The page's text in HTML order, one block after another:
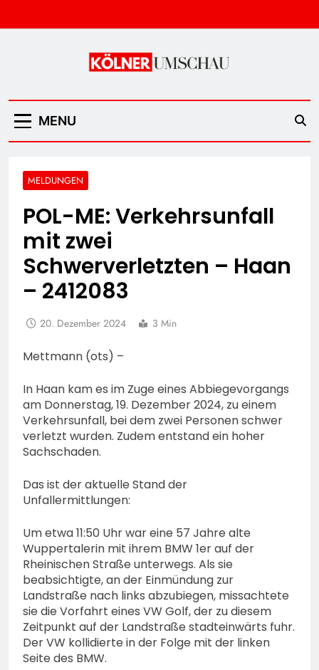
to
Kölner Umschau
MENU
MELDUNGEN
POL-ME: Verkehrsunfall
mit zwei
Schwerverletzten – Haan
– 2412083
20. Dezember 2024 3 Min
Mettmann (ots) –
In Haan kam es im Zuge eines Abbiegevorgangs
am Donnerstag, 19. Dezember 2024, zu einem
Verkehrsunfall, bei dem zwei Personen schwer
verletzt wurden. Zudem entstand ein hoher
Sachschaden.
Das ist der aktuelle Stand der
Unfallermittlungen:
Um etwa 11:50 Uhr war eine 57 Jahre alte
Wuppertalerin mit ihrem BMW 1er auf der
Rheinischen Straße unterwegs. Als sie
beabsichtigte, an der Einmündung zur
Landstraße nach links abzubiegen, missachtete
sie die Vorfahrt eines VW Golf, der zu diesem
Zeitpunkt auf der Landstraße stadteinwärts fuhr.
Der VW kollidierte in der Folge mit der linken
Seite des BMW.